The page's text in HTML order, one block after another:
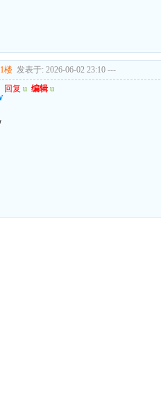
楼 发表于: 2026-06-02 23:10 ---
回复 u 编辑 u